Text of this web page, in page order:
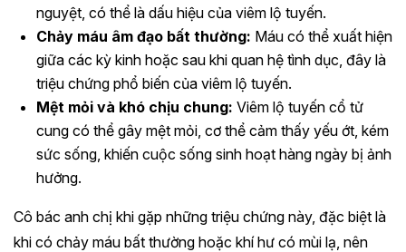
nguyệt, có thể là dấu hiệu của viêm lộ tuyến.
Chảy máu âm đạo bất thường: Máu có thể xuất hiện
giữa các kỳ kinh hoặc sau khi quan hệ tình dục, đây là
triệu chứng phổ biến của viêm lộ tuyến.
Mệt mỏi và khó chịu chung: Viêm lộ tuyến cổ tử
cung có thể gây mệt mỏi, cơ thể cảm thấy yếu ớt, kém
sức sống, khiến cuộc sống sinh hoạt hàng ngày bị ảnh
hưởng.
Cô bác anh chị khi gặp những triệu chứng này, đặc biệt là
khi có chảy máu bất thường hoặc khí hư có mùi lạ, nên